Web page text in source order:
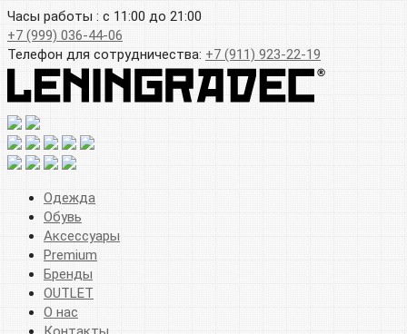
Часы работы : с 11:00 до 21:00
+7 (999) 036-44-06
Телефон для сотрудничества: +7 (911) 923-22-19
Одежда
Обувь
Аксессуары
Premium
Бренды
OUTLET
О нас